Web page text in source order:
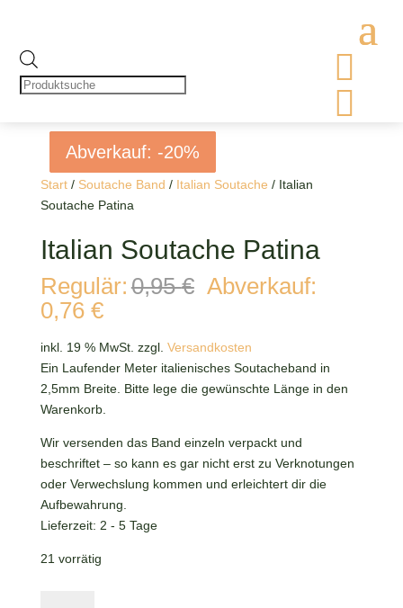
search


Start/ Soutache Band / Italian Soutache / Italian
Soutache Patina
Abverkauf: -20%
Italian Soutache Patina
Regulär: 0,95€ Ursprünglicher
0,95 €
Abverkauf:
0,76 €Aktueller
ist:
0,76 €.
inkl. 19 % MwSt. zzgl. Versandkosten
Ein Laufender Meter italienisches Soutacheband in
2,5mm Breite. Bitte lege die gewünschte Länge in den
Warenkorb.
Wir versenden das Band einzeln verpackt und
beschriftet – so kann es gar nicht erst zu Verknotungen
oder Verwechslung kommen und erleichtert dir die
Aufbewahrung.
Lieferzeit: 2 - 5 Tage
21 vorrätig
Abverkauf: -20%
Abverkauf: -20%
Abverkauf: -20%